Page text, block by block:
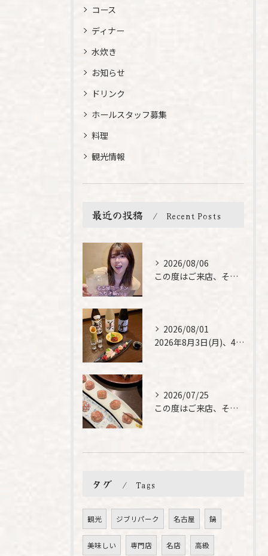
コース
ディナー
水炊き
お知らせ
ドリンク
ホールスタッフ募集
料理
観光情報
最近の投稿 Recent Posts
2026/08/06
この度はご来店、そして素敵なご紹介誠にありがとうございます✨...
2026/08/01
2026年8月3日(月)、4日(火)は、臨時休業させて頂きま...
2026/07/25
この度はご来店、そして素敵なご紹介誠にありがとうございます✨...
タグ Tags
観光 ジブリパーク 名古屋 鍋
美味しい 専門店 名店 高級